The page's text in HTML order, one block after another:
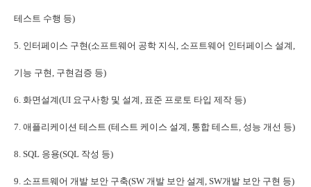
테스트 수행 등)
5. 인터페이스 구현(소프트웨어 공학 지식, 소프트웨어 인터페이스 설계,
기능 구현, 구현검증 등)
6. 화면설계(UI 요구사항 및 설계, 표준 프로토 타입 제작 등)
7. 애플리케이션 테스트 (테스트 케이스 설계, 통합 테스트, 성능 개선 등)
8. SQL 응용(SQL 작성 등)
9. 소프트웨어 개발 보안 구축(SW 개발 보안 설계, SW개발 보안 구현 등)